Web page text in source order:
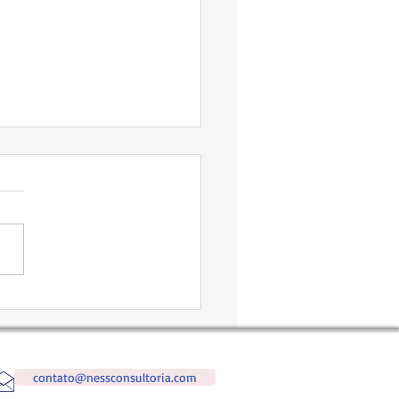
contato@nessconsultoria.com